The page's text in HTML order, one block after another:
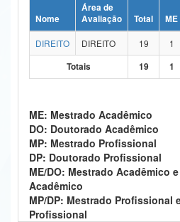
Ministério da Ciência, Tecnologia, Inovações e
Ministério do Meio Ambiente
Controladoria-Geral da União
Ministério da Mulher, da Família e dos Direitos
Secretaria-Geral
Secretaria de Governo
Nome
Área de
Avaliação
Total ME
DIREITO
DIREITO 19 1
Totais
19 1
ME: Mestrado Acadêmico
DO: Doutorado Acadêmico
MP: Mestrado Profissional
DP: Doutorado Profissional
ME/DO: Mestrado Acadêmico
Acadêmico
MP/DP: Mestrado Profissional
Profissional